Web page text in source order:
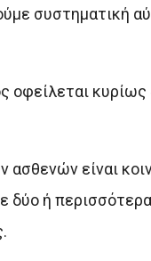
συστηματική
οφείλεται
είναι
ή